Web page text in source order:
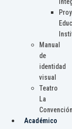
Manual
de
identidad
visual
Teatro
La
Convención
Académico